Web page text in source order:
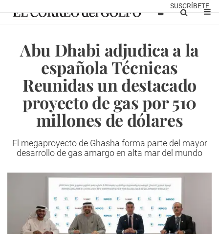
SUSCRÍBETE
Abu Dhabi adjudica a la
española Técnicas
Reunidas un destacado
proyecto de gas por 510
millones de dólares
El megaproyecto de Ghasha forma parte del mayor
desarrollo de gas amargo en alta mar del mundo